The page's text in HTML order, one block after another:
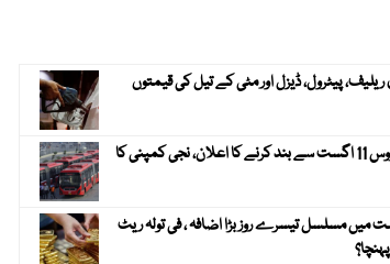
پیٹرول، ڈیزل اور مٹی کے تیل کی قیمتوں
میٹرو بس سروس 11 اگست سے بند کرنے کا اعلان، نجی کمپنی کا
میں مسلسل تیسرے روز بڑا اضافہ ، فی تولہ ریٹ